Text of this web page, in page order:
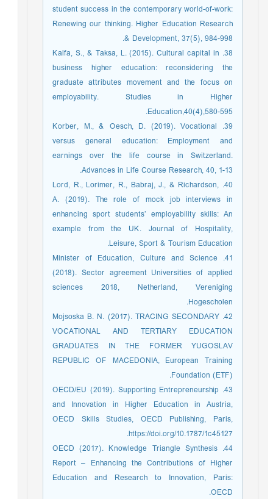
student success in the contemporary world-of-work:
Renewing our thinking. Higher Education Research
& Development, 37(5), 984-998.‏
38. Kalfa, S., & Taksa, L. (2015). Cultural capital in
business higher education: reconsidering the
graduate attributes movement and the focus on
employability. Studies in Higher
Education,40(4),580-595.‏
39. Korber, M., & Oesch, D. (2019). Vocational
versus general education: Employment and
earnings over the life course in Switzerland.
Advances in Life Course Research, 40, 1-13.‏
40. Lord, R., Lorimer, R., Babraj, J., & Richardson,
A. (2019). The role of mock job interviews in
enhancing sport students’ employability skills: An
example from the UK. Journal of Hospitality,
Leisure, Sport & Tourism Education.‏
41. Minister of Education, Culture and Science
(2018). Sector agreement Universities of applied
sciences 2018, Netherland, Vereniging
Hogescholen.
42. Mojsoska B. N. (2017). TRACING SECONDARY
VOCATIONAL AND TERTIARY EDUCATION
GRADUATES IN THE FORMER YUGOSLAV
REPUBLIC OF MACEDONIA, European Training
Foundation (ETF).
43. OECD/EU (2019). Supporting Entrepreneurship
and Innovation in Higher Education in Austria,
OECD Skills Studies, OECD Publishing, Paris,
https://doi.org/10.1787/1c45127.
44. OECD (2017). Knowledge Triangle Synthesis
Report – Enhancing the Contributions of Higher
Education and Research to Innovation, Paris:
OECD.